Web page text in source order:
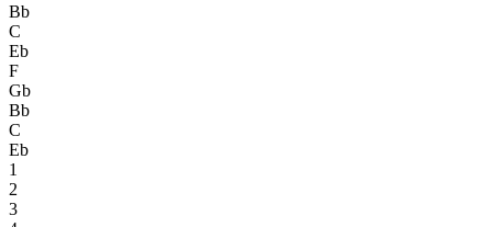
Bb
C
Eb
F
Gb
Bb
C
Eb
1
2
3